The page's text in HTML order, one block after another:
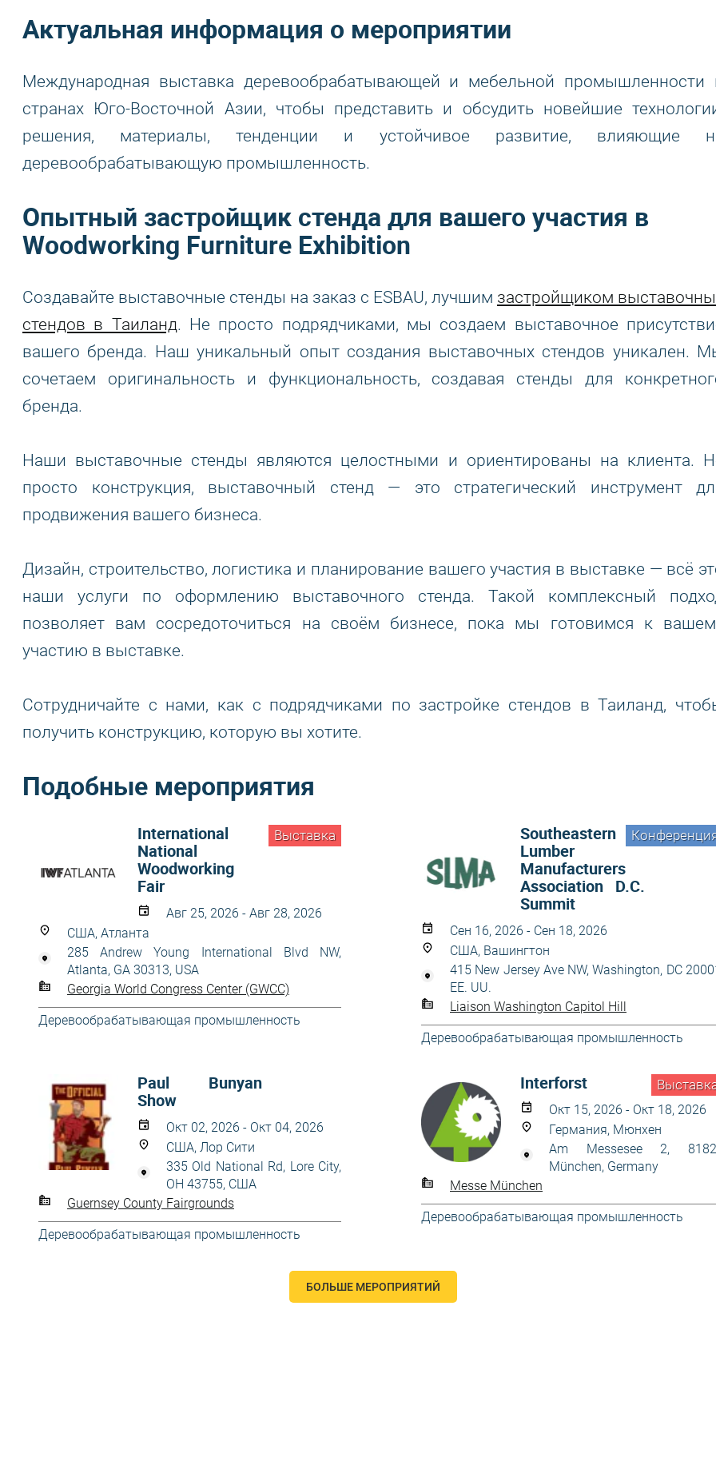
Актуальная информация о мероприятии
Международная выставка деревообрабатывающей и мебельной промышленности
странах Юго-Восточной Азии, чтобы представить и обсудить новейшие
решения, материалы, тенденции и устойчивое развитие, влияющие
деревообрабатывающую промышленность.
Опытный застройщик стенда для вашего участия в
Woodworking Furniture Exhibition
Создавайте выставочные стенды на заказ с ESBAU, лучшим застройщиком
стендов в Таиланд. Не просто подрядчиками, мы создаем выставочное
вашего бренда. Наш уникальный опыт создания выставочных стендов уникален.
сочетаем оригинальность и функциональность, создавая стенды для
бренда.
Наши выставочные стенды являются целостными и ориентированы на клиента.
просто конструкция, выставочный стенд — это стратегический инструмент
продвижения вашего бизнеса.
Дизайн, строительство, логистика и планирование вашего участия в выставке — всё
наши услуги по оформлению выставочного стенда. Такой комплексный
позволяет вам сосредоточиться на своём бизнесе, пока мы готовимся к
участию в выставке.
Сотрудничайте с нами, как с подрядчиками по застройке стендов в Таиланд,
получить конструкцию, которую вы хотите.
Подобные мероприятия
Выставка
International
National
Woodworking
Fair
Авг 25, 2026 - Авг 28, 2026
США, Атланта
285 Andrew Young International Blvd NW,
Atlanta, GA 30313, USA
Georgia World Congress Center (GWCC)
Деревообрабатывающая промышленность
Southeastern
Lumber
Manufacturers
Association D.C.
Summit
Сен 16, 2026 - Сен 18, 2026
США, Вашингтон
415 New Jersey Ave NW, Washington, DC
EE. UU.
Liaison Washington Capitol Hill
Деревообрабатывающая промышленность
Paul Bunyan
Show
Окт 02, 2026 - Окт 04, 2026
США, Лор Сити
335 Old National Rd, Lore City,
OH 43755, США
Guernsey County Fairgrounds
Деревообрабатывающая промышленность
Interforst
Окт 15, 2026 - Окт 18, 2026
Германия, Мюнхен
Am Messesee 2,
München, Germany
Messe München
Деревообрабатывающая промышленность
БОЛЬШЕ МЕРОПРИЯТИЙ